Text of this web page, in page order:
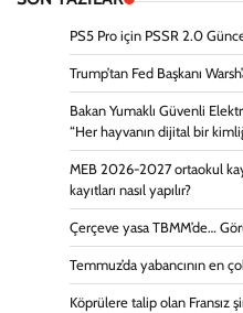
PS5 Pro için PSSR 2.0
Trump’tan Fed Başkanı
Bakan Yumaklı Güvenli
“Her hayvanın dijital bir
MEB 2026-2027 ortaokul
kayıtları nasıl yapılır?
Çerçeve yasa TBMM’de…
Temmuz’da yabancının en
Köprülere talip olan Fransız